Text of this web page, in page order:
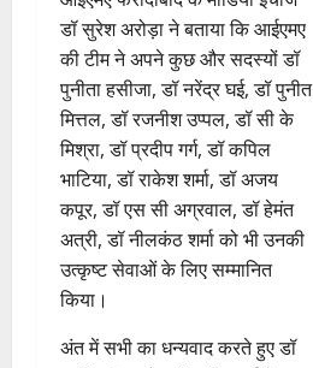
डॉ सुरेश अरोड़ा ने बताया कि आईएमए
की टीम ने अपने कुछ और सदस्यों डॉ
पुनीता हसीजा, डॉ नरेंद्र घई, डॉ पुनीत
मित्तल, डॉ रजनीश उप्पल, डॉ सी के
मिश्रा, डॉ प्रदीप गर्ग, डॉ कपिल
भाटिया, डॉ राकेश शर्मा, डॉ अजय
कपूर, डॉ एस सी अग्रवाल, डॉ हेमंत
अत्री, डॉ नीलकंठ शर्मा को भी उनकी
उत्कृष्ट सेवाओं के लिए सम्मानित
किया।
अंत में सभी का धन्यवाद करते हुए डॉ